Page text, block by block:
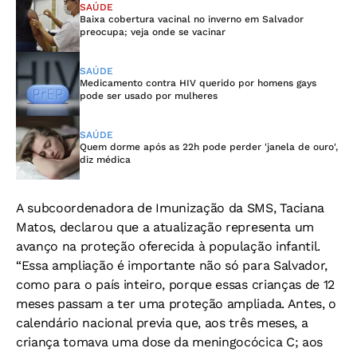
SAÚDE
Baixa cobertura vacinal no inverno em Salvador
preocupa; veja onde se vacinar
SAÚDE
Medicamento contra HIV querido por homens gays
pode ser usado por mulheres
SAÚDE
Quem dorme após as 22h pode perder 'janela de ouro',
diz médica
A subcoordenadora de Imunização da SMS, Taciana
Matos, declarou que a atualização representa um
avanço na proteção oferecida à população infantil.
“Essa ampliação é importante não só para Salvador,
como para o país inteiro, porque essas crianças de 12
meses passam a ter uma proteção ampliada. Antes, o
calendário nacional previa que, aos três meses, a
criança tomava uma dose da meningocócica C; aos